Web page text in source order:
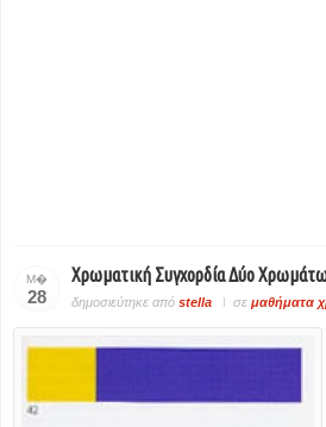
Μ�
28
Χρωματική Συγχορδία Δύο
δημοσιεύτηκε από stella σε μαθήματα